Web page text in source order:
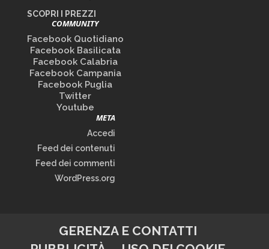
SCOPRI I PREZZI
COMMUNITY
Facebook Quotidiano
Facebook Basilicata
Facebook Calabria
Facebook Campania
Facebook Puglia
Twitter
Youtube
META
Accedi
Feed dei contenuti
Feed dei commenti
WordPress.org
GERENZA E CONTATTI